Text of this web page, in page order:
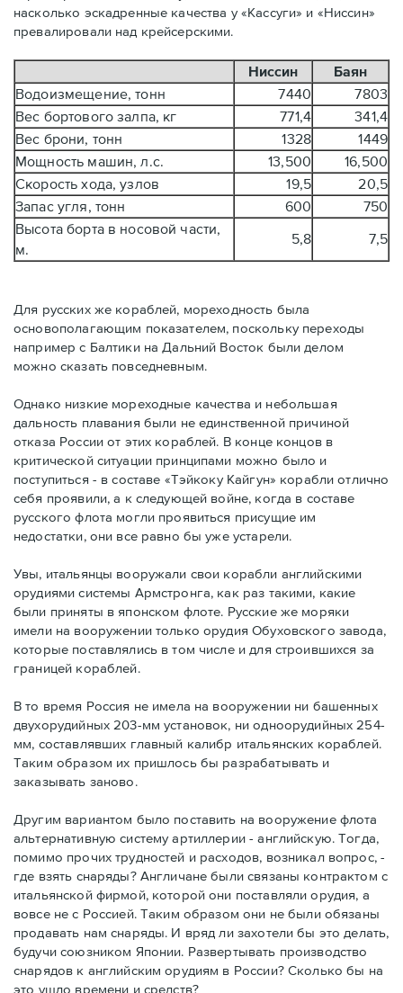
насколько эскадренные качества у «Кассуги» и «Ниссин»
превалировали над крейсерскими.
Ниссин
Баян
Водоизмещение, тонн
7440
7803
Вес бортового залпа, кг
771,4
341,4
Вес брони, тонн
1328
1449
Мощность машин, л.с.
13,500
16,500
Скорость хода, узлов
19,5
20,5
Запас угля, тонн
600
750
Высота борта в носовой части,
м.
5,8 7,5
Для русских же кораблей, мореходность была
основополагающим показателем, поскольку переходы
например с Балтики на Дальний Восток были делом
можно сказать повседневным.
Однако низкие мореходные качества и небольшая
дальность плавания были не единственной причиной
отказа России от этих кораблей. В конце концов в
критической ситуации принципами можно было и
поступиться - в составе «Тэйкоку Кайгун» корабли отлично
себя проявили, а к следующей войне, когда в составе
русского флота могли проявиться присущие им
недостатки, они все равно бы уже устарели.
Увы, итальянцы вооружали свои корабли английскими
орудиями системы Армстронга, как раз такими, какие
были приняты в японском флоте. Русские же моряки
имели на вооружении только орудия Обуховского завода,
которые поставлялись в том числе и для строившихся за
границей кораблей.
В то время Россия не имела на вооружении ни башенных
двухорудийных 203-мм установок, ни одноорудийных 254-
мм, составлявших главный калибр итальянских кораблей.
Таким образом их пришлось бы разрабатывать и
заказывать заново.
Другим вариантом было поставить на вооружение флота
альтернативную систему артиллерии - английскую. Тогда,
помимо прочих трудностей и расходов, возникал вопрос, -
где взять снаряды? Англичане были связаны контрактом с
итальянской фирмой, которой они поставляли орудия, а
вовсе не с Россией. Таким образом они не были обязаны
продавать нам снаряды. И вряд ли захотели бы это делать,
будучи союзником Японии. Развертывать производство
снарядов к английским орудиям в России? Сколько бы на
это ушло времени и средств?